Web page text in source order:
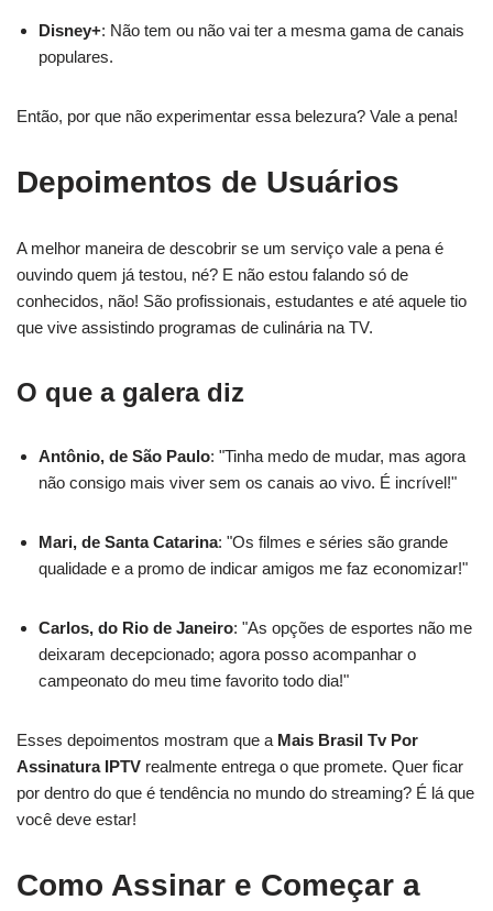
Disney+: Não tem ou não vai ter a mesma gama de canais
populares.
Então, por que não experimentar essa belezura? Vale a pena!
Depoimentos de Usuários
A melhor maneira de descobrir se um serviço vale a pena é
ouvindo quem já testou, né? E não estou falando só de
conhecidos, não! São profissionais, estudantes e até aquele tio
que vive assistindo programas de culinária na TV.
O que a galera diz
Antônio, de São Paulo: "Tinha medo de mudar, mas agora
não consigo mais viver sem os canais ao vivo. É incrível!"
Mari, de Santa Catarina: "Os filmes e séries são grande
qualidade e a promo de indicar amigos me faz economizar!"
Carlos, do Rio de Janeiro: "As opções de esportes não me
deixaram decepcionado; agora posso acompanhar o
campeonato do meu time favorito todo dia!"
Esses depoimentos mostram que a Mais Brasil Tv Por
Assinatura IPTV realmente entrega o que promete. Quer ficar
por dentro do que é tendência no mundo do streaming? É lá que
você deve estar!
Como Assinar e Começar a